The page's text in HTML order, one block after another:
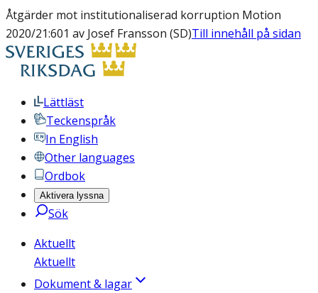
Åtgärder mot institutionaliserad korruption Motion
2020/21:601 av Josef Fransson (SD)Till innehåll på sidan
Lättläst
Teckenspråk
In English
Other languages
Ordbok
Aktivera lyssna
Sök
Aktuellt
Aktuellt
Dokument & lagar